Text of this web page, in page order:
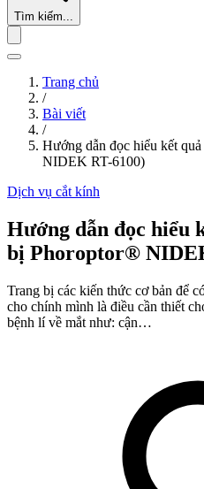
Tìm kiếm...
Trang chủ
/
Bài viết
/
Hướng dẫn đọc hiểu kết
NIDEK RT-6100)
Dịch vụ cắt kính
Hướng dẫn đọc hiểu
bị Phoroptor®
Trang bị các kiến thức cơ bản để
cho chính mình là điều cần thiết
bệnh lí về mắt như: cận…